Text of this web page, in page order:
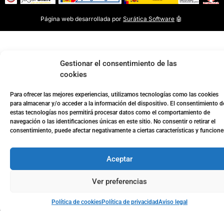
Gestionar el consentimiento de las
cookies
Para ofrecer las mejores experiencias, utilizamos tecnologías como las cookies
para almacenar y/o acceder a la información del dispositivo. El consentimiento
estas tecnologías nos permitirá procesar datos como el comportamiento de
navegación o las identificaciones únicas en este sitio. No consentir o retirar el
consentimiento, puede afectar negativamente a ciertas características y
Aceptar
Ver preferencias
Política de cookiesPolítica de privacidadAviso legal
Página web desarrollada por Surática Software 🤖